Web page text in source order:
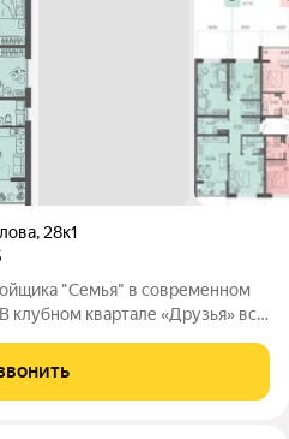
, 28к1
"Семья" в современном
клубном квартале «Друзья» все
детей и коворкинг для